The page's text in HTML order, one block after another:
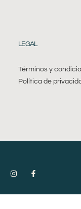
LEGAL
Términos y
Política de